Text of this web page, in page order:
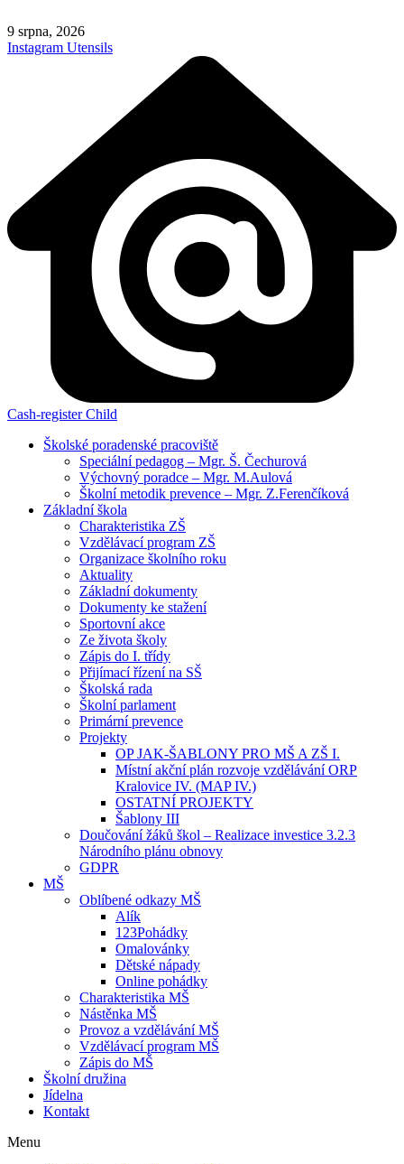
to
content
9 srpna, 2026
Instagram Utensils
Cash-register Child
Školské poradenské pracoviště
Speciální pedagog – Mgr. Š. Čechurová
Výchovný poradce – Mgr. M.Aulová
Školní metodik prevence – Mgr. Z.Ferenčíková
Základní škola
Charakteristika ZŠ
Vzdělávací program ZŠ
Organizace školního roku
Aktuality
Základní dokumenty
Dokumenty ke stažení
Sportovní akce
Ze života školy
Zápis do I. třídy
Přijímací řízení na SŠ
Školská rada
Školní parlament
Primární prevence
Projekty
OP JAK-ŠABLONY PRO MŠ A ZŠ I.
Místní akční plán rozvoje vzdělávání ORP
Kralovice IV. (MAP IV.)
OSTATNÍ PROJEKTY
Šablony III
Doučování žáků škol – Realizace investice 3.2.3
Národního plánu obnovy
GDPR
MŠ
Oblíbené odkazy MŠ
Alík
123Pohádky
Omalovánky
Dětské nápady
Online pohádky
Charakteristika MŠ
Nástěnka MŠ
Provoz a vzdělávání MŠ
Vzdělávací program MŠ
Zápis do MŠ
Školní družina
Jídelna
Kontakt
Menu